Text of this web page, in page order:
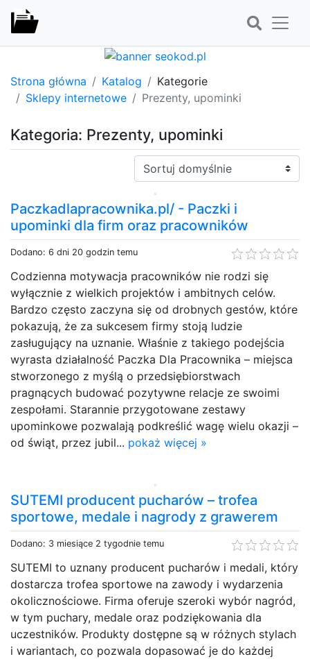
Strona główna Katalog
Kategorie
Sklepy internetowe
Prezenty, upominki
Kategoria: Prezenty, upominki
Sortuj:
Paczkadlapracownika.pl/ - Paczki i
upominki dla firm oraz pracowników
Dodano: 6 dni 20 godzin temu
Codzienna motywacja pracowników nie rodzi się
wyłącznie z wielkich projektów i ambitnych celów.
Bardzo często zaczyna się od drobnych gestów, które
pokazują, że za sukcesem firmy stoją ludzie
zasługujący na uznanie. Właśnie z takiego podejścia
wyrasta działalność Paczka Dla Pracownika – miejsca
stworzonego z myślą o przedsiębiorstwach
pragnących budować pozytywne relacje ze swoimi
zespołami. Starannie przygotowane zestawy
upominkowe pozwalają podkreślić wagę wielu okazji –
od świąt, przez jubil... pokaż więcej »
SUTEMI producent pucharów – trofea
sportowe, medale i nagrody z grawerem
Dodano: 3 miesiące 2 tygodnie temu
SUTEMI to uznany producent pucharów i medali, który
dostarcza trofea sportowe na zawody i wydarzenia
okolicznościowe. Firma oferuje szeroki wybór nagród,
w tym puchary, medale oraz podziękowania dla
uczestników. Produkty dostępne są w różnych stylach
i wariantach, co pozwala dopasować je do każdej